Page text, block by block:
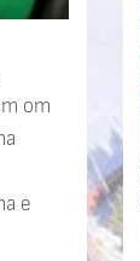
от
е